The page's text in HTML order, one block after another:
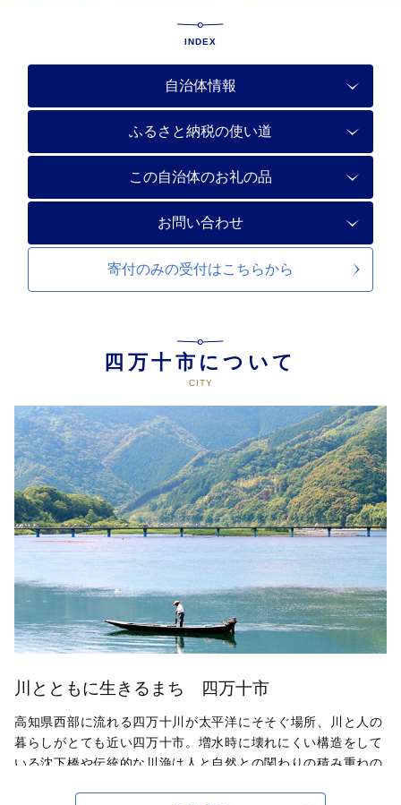
INDEX
自治体情報
ふるさと納税の使い道
この自治体のお礼の品
お問い合わせ
寄付のみの受付はこちらから
四万十市について
川とともに生きるまち 四万十市
高知県西部に流れる四万十川が太平洋にそそぐ場所、川と人の
暮らしがとても近い四万十市。増水時に壊れにくい構造をして
いる沈下橋や伝統的な川漁は人と自然との関わりの積み重ねの